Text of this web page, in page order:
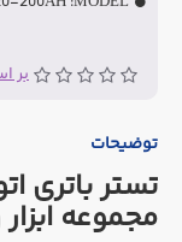
بر
توضیحات
مجموعه